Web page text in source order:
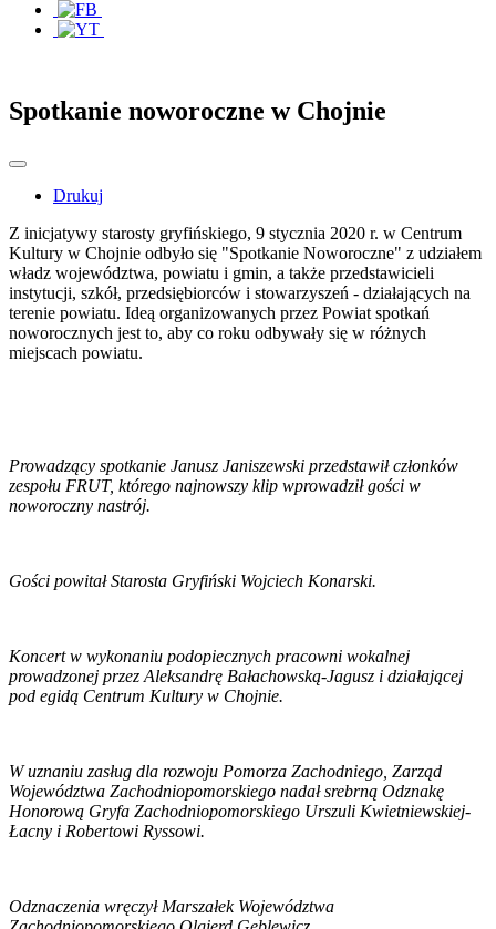
Spotkanie noworoczne w Chojnie
Drukuj
Z inicjatywy starosty gryfińskiego, 9 stycznia 2020 r. w Centrum
Kultury w Chojnie odbyło się "Spotkanie Noworoczne" z udziałem
władz województwa, powiatu i gmin, a także przedstawicieli
instytucji, szkół, przedsiębiorców i stowarzyszeń - działających na
terenie powiatu. Ideą organizowanych przez Powiat spotkań
noworocznych jest to, aby co roku odbywały się w różnych
miejscach powiatu.
Prowadzący spotkanie Janusz Janiszewski przedstawił członków
zespołu FRUT, którego najnowszy klip wprowadził gości w
noworoczny nastrój.
Gości powitał Starosta Gryfiński Wojciech Konarski.
Koncert w wykonaniu podopiecznych pracowni wokalnej
prowadzonej przez Aleksandrę Bałachowską-Jagusz i działającej
pod egidą Centrum Kultury w Chojnie.
W uznaniu zasług dla rozwoju Pomorza Zachodniego, Zarząd
Województwa Zachodniopomorskiego nadał srebrną Odznakę
Honorową Gryfa Zachodniopomorskiego Urszuli Kwietniewskiej-
Łacny i Robertowi Ryssowi.
Odznaczenia wręczył Marszałek Województwa